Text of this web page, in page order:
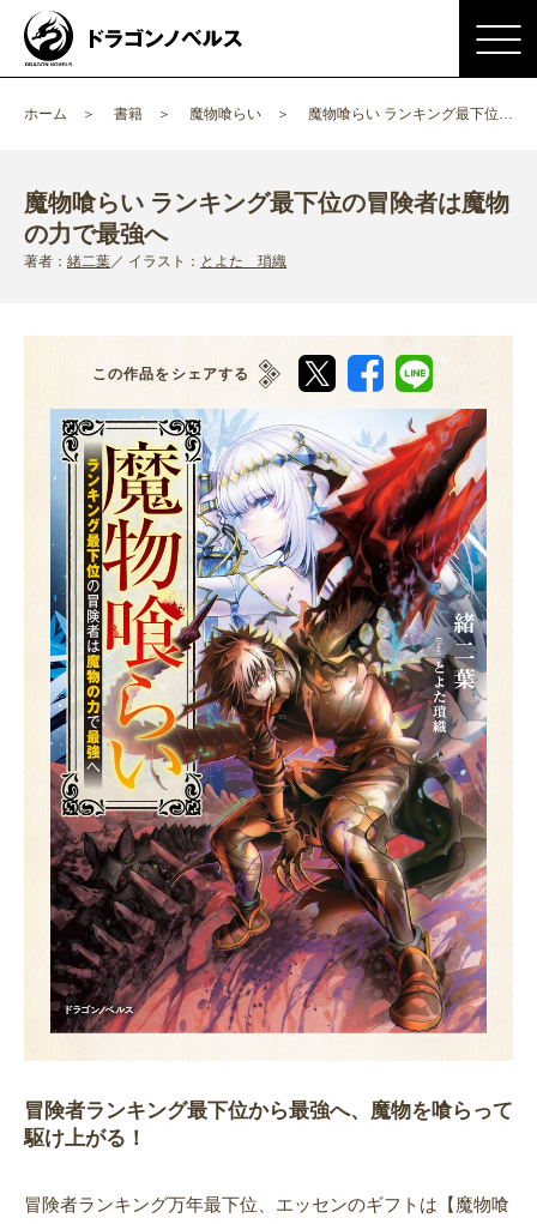
ホーム 書籍 魔物喰らい 魔物喰らい ランキング最下位の冒険者は魔物の力で最強へ
魔物喰らい ランキング最下位の冒険者は魔物
の力で最強へ
著者： 緒二葉 イラスト： とよた 瑣織
この作品をシェアする
冒険者ランキング最下位から最強へ、魔物を喰らって
駆け上がる！
冒険者ランキング万年最下位、エッセンのギフトは【魔物喰